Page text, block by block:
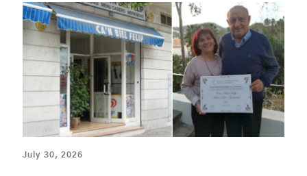
July 30, 2026